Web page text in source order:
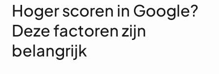
Hoger scoren in Google?
Deze factoren zijn
belangrijk